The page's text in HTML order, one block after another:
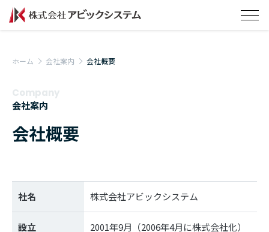
ホーム 会社案内 会社概要
Company
会社案内
会社概要
社名 株式会社アビックシステム
設立 2001年9月（2006年4月に株式会社化）